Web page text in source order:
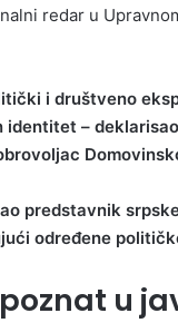
redar u
i društveno
–
predstavnik
određene
u